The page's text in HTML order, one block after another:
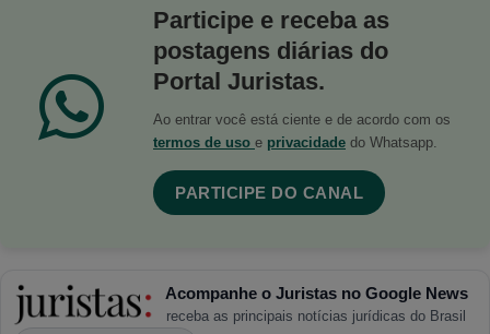
Participe e receba as
postagens diárias do
Portal Juristas.
Ao entrar você está ciente e de acordo com os
termos de uso e privacidade do Whatsapp.
PARTICIPE DO CANAL
Acompanhe o Juristas no Google News
receba as principais notícias jurídicas do Brasil